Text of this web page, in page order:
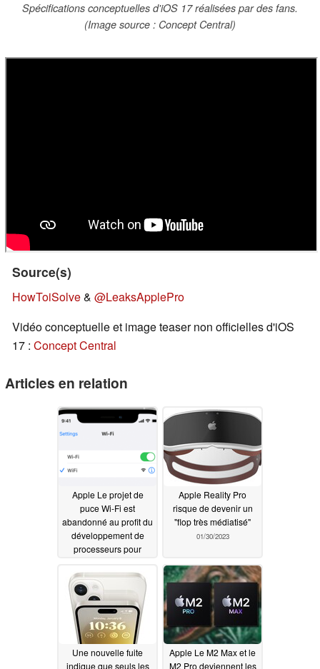
Spécifications conceptuelles d'iOS 17 réalisées par des fans.
(Image source : Concept Central)
Source(s)
HowToiSolve& @LeaksApplePro
Vidéo conceptuelle et image teaser non officielles d'iOS
17 : Concept Central
Articles en relation
Apple Le projet de
puce Wi-Fi est
abandonné au profit du
développement de
processeurs pour
nouvelle génération
01/30/2023
Apple Reality Pro
risque de devenir un
"flop très médiatisé"
01/30/2023
Une nouvelle fuite
indique que seuls les
Apple Le M2 Max et le
M2 Pro deviennent les